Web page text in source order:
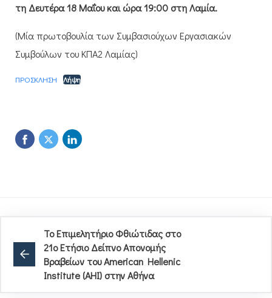
τη Δευτέρα 18 Μαΐου και ώρα 19:00 στη Λαμία.
(Μία πρωτοβουλία των Συμβασιούχων Εργασιακών
Συμβούλων του ΚΠΑ2 Λαμίας)
ΠΡΟΣΚΛΗΣΗ Λήψη
Το Επιμελητήριο Φθιώτιδας στο
21ο Ετήσιο Δείπνο Απονομής
Βραβείων του American Hellenic
Institute (AHI) στην Αθήνα